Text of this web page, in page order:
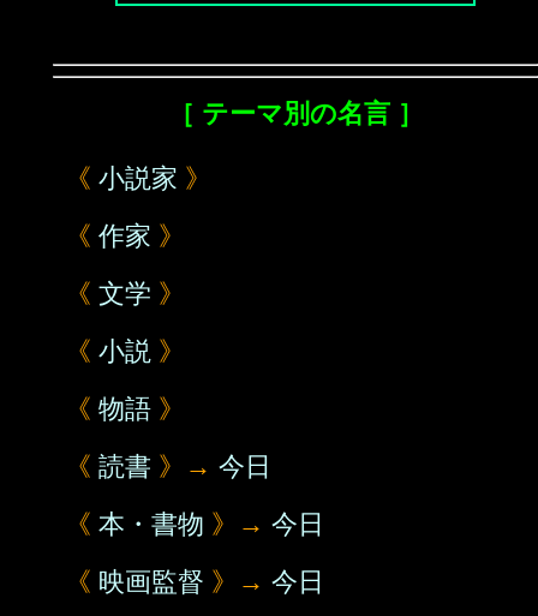
［ テーマ別の名言 ］
《 小説家 》
《 作家 》
《 文学 》
《 小説 》
《 物語 》
《 読書 》→ 今日
《 本・書物 》→ 今日
《 映画監督 》→ 今日